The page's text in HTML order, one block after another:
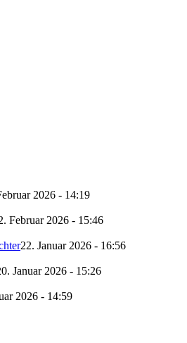
2026 - 14:19
Februar 2026 - 15:46
22. Januar 2026 - 16:56
Januar 2026 - 15:26
2026 - 14:59